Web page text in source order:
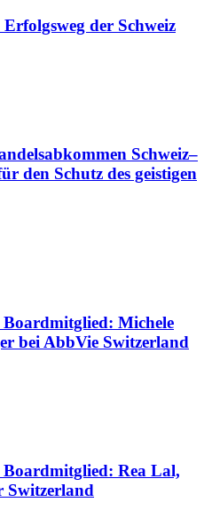
der Schweiz
Schweiz–
den Schutz des geistigen
Boardmitglied: Michele
bei AbbVie Switzerland
Boardmitglied: Rea Lal,
Switzerland